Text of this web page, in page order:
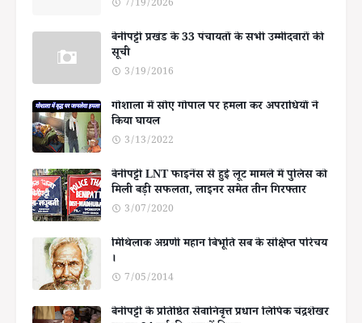
7/19/2026
बेनीपट्टी प्रखंड के 33 पंचायतों के सभी उम्मीदवारों की
सूची
3/19/2016
गोशाला में सोए गोपाल पर हमला कर अपराधियों ने
किया घायल
3/13/2022
बेनीपट्टी LNT फाइनेंस से हुई लूट मामले में पुलिस को
मिली बड़ी सफलता, लाइनर समेत तीन गिरफ्तार
3/07/2020
मिथिलाक अग्रणी महान बिभूति सब के संक्षिप्त परिचय
।
7/05/2014
बेनीपट्टी के प्रतिष्ठित सेवानिवृत्त प्रधान लिपिक चंद्रशेखर